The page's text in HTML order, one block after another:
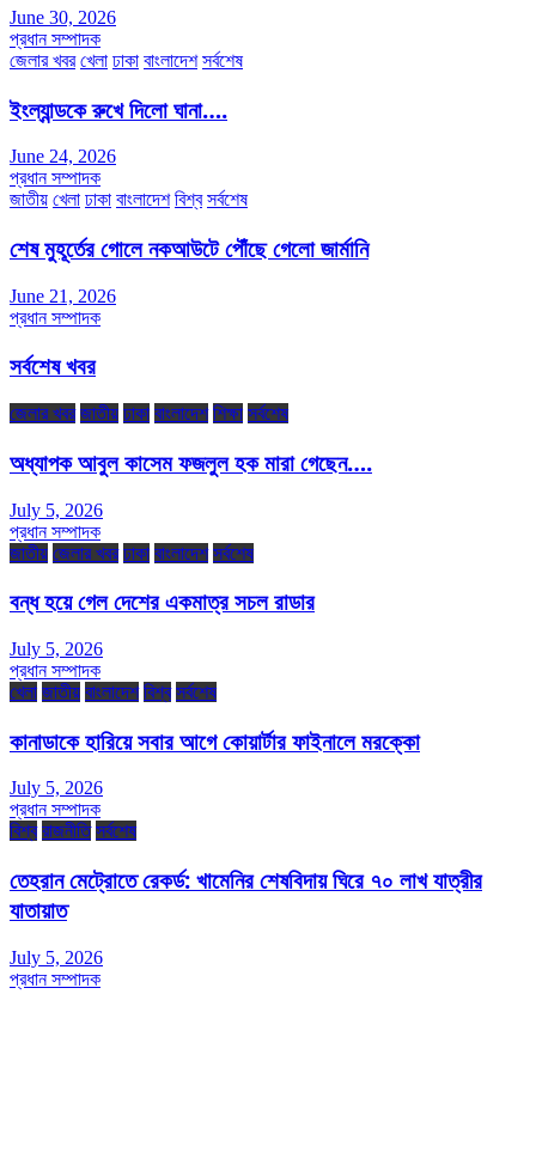
June 30, 2026
প্রধান সম্পাদক
জেলার খবর খেলা ঢাকা বাংলাদেশ সর্বশেষ
ইংল্যান্ডকে রুখে দিলো ঘানা….
June 24, 2026
প্রধান সম্পাদক
জাতীয় খেলা ঢাকা বাংলাদেশ বিশ্ব সর্বশেষ
শেষ মুহূর্তের গোলে নকআউটে পৌঁছে গেলো জার্মানি
June 21, 2026
প্রধান সম্পাদক
সর্বশেষ খবর
জেলার খবর জাতীয় ঢাকা বাংলাদেশ শিক্ষা সর্বশেষ
অধ্যাপক আবুল কাসেম ফজলুল হক মারা গেছেন….
July 5, 2026
প্রধান সম্পাদক
জাতীয় জেলার খবর ঢাকা বাংলাদেশ সর্বশেষ
বন্ধ হয়ে গেল দেশের একমাত্র সচল রাডার
July 5, 2026
প্রধান সম্পাদক
খেলা জাতীয় বাংলাদেশ বিশ্ব সর্বশেষ
কানাডাকে হারিয়ে সবার আগে কোয়ার্টার ফাইনালে মরক্কো
July 5, 2026
প্রধান সম্পাদক
বিশ্ব রাজনীতি সর্বশেষ
তেহরান মেট্রোতে রেকর্ড: খামেনির শেষবিদায় ঘিরে ৭০ লাখ যাত্রীর
যাতায়াত
July 5, 2026
প্রধান সম্পাদক